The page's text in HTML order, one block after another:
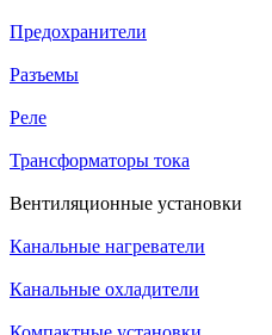
Предохранители
Разъемы
Реле
Трансформаторы тока
Вентиляционные установки
Канальные нагреватели
Канальные охладители